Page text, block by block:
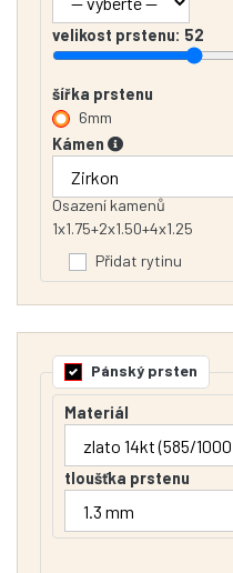
velikost prstenu: 52
šířka prstenu
6mm
Kámen
Osazení kamenů
1x1.75+2x1.50+4x1.25
Přidat rytinu
Pánský prsten
Materiál
tloušťka prstenu